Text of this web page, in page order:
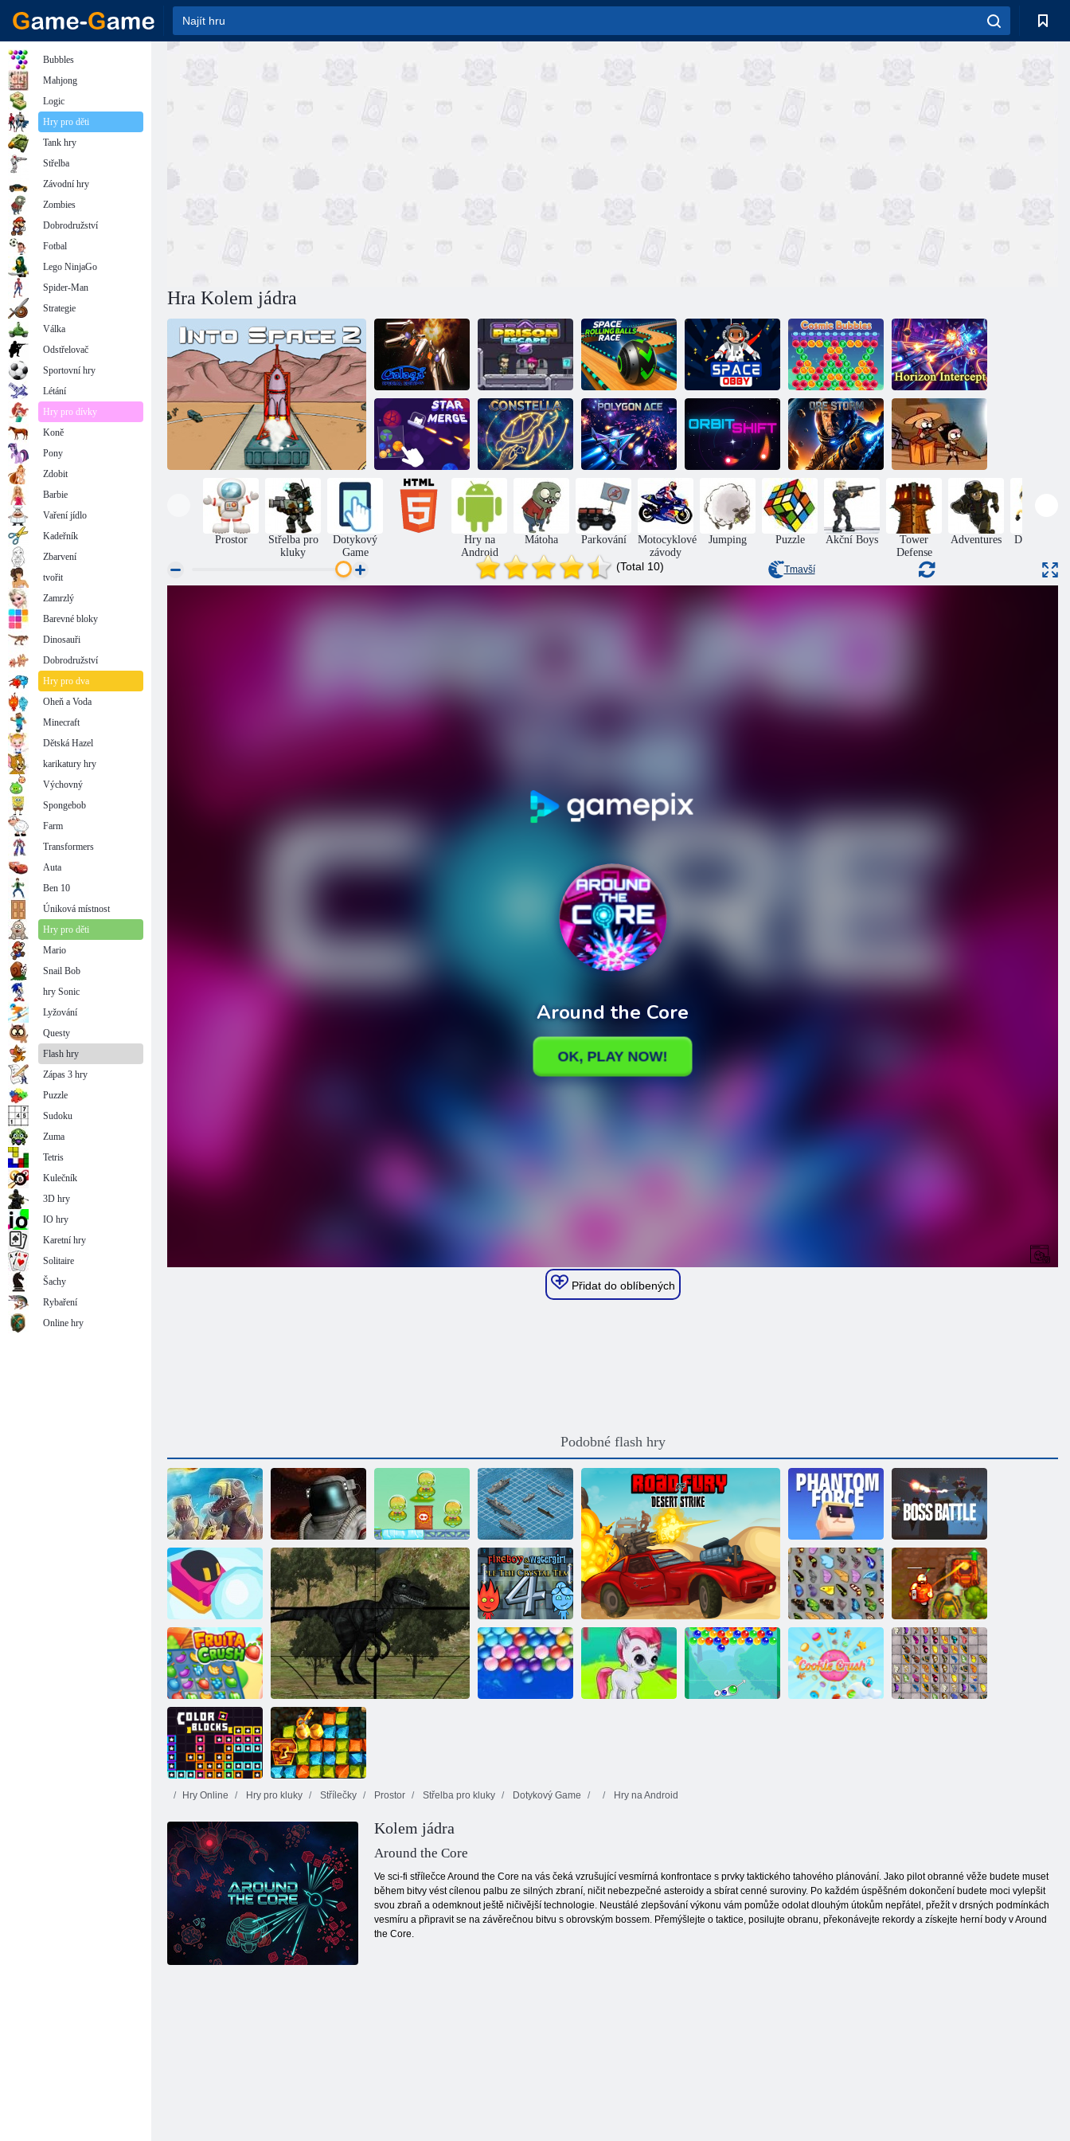
Hra Kolem jádra
Galaga: Zvláštní
vydání
Space Prison
Escape 2
Vesmírný závod
s koulejícími se
míčky
Vesmírný Obby
Vesmírné
bubliny
Zachycování
horizontu
Hvězdné
sloučení
Souhvězdí Polygonální eso
Posun oběžné
dráhy
Rudná válka
Zombies
neumějí skákat
Prostor
Střelba pro
kluky
Dotykový
Game
Hry na
Android
Mátoha Parkování
Motocyklové
závody
Jumping Puzzle Akční Boys
Tower
Defense
Adventures Dovednost
(Total 10) Tmavší
Přidat do oblíbených
Podobné flash hry
D-Day: Rush -
Tower Defense
Bojová zóna
Cowboys vs
Marťany
Válka proti
bitevní
Kogama: síla
fantomu
Kogama: Boss
bojovat
Mistrovství
sněhové koule.
io
Jurassic období: Dinosaur lov
Oheň a Voda 4 Butterfly Kyodai
Prokletý poklad
2
Ovocný
rozdrcení
Barevné bloky
Gold Rush:
Treasure Hunter
Hry Online Hry pro kluky Střílečky Prostor Střelba pro kluky Dotykový Game Hry na Android
Kolem jádra
Around the Core
Ve sci-fi střílečce Around the Core na vás čeká vzrušující vesmírná konfrontace s prvky taktického tahového plánování. Jako pilot obranné věže budete muset
během bitvy vést cílenou palbu ze silných zbraní, ničit nebezpečné asteroidy a sbírat cenné suroviny. Po každém úspěšném dokončení budete moci vylepšit
svou zbraň a odemknout ještě ničivější technologie. Neustálé zlepšování výkonu vám pomůže odolat dlouhým útokům nepřátel, přežít v drsných podmínkách
vesmíru a připravit se na závěrečnou bitvu s obrovským bossem. Přemýšlejte o taktice, posilujte obranu, překonávejte rekordy a získejte herní body v Around
the Core.
Bubbles
Mahjong
Logic
Hry pro děti
Tank hry
Střelba
Závodní hry
Zombies
Dobrodružství
Fotbal
Lego NinjaGo
Spider-Man
Strategie
Válka
Odstřelovač
Sportovní hry
Létání
Hry pro dívky
Koně
Pony
Zdobit
Barbie
Vaření jídlo
Kadeřník
Zbarvení
tvořit
Zamrzlý
Barevné bloky
Dinosauři
Dobrodružství
Hry pro dva
Oheň a Voda
Minecraft
Dětská Hazel
karikatury hry
Výchovný
Spongebob
Farm
Transformers
Auta
Ben 10
Úniková místnost
Hry pro děti
Mario
Snail Bob
hry Sonic
Lyžování
Questy
Flash hry
Zápas 3 hry
Puzzle
Sudoku
Zuma
Tetris
Kulečník
3D hry
IO hry
Karetní hry
Solitaire
Šachy
Rybaření
Online hry